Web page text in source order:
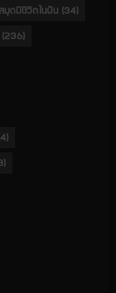
มุดมีชีวิตในฝัน (34)
(236)